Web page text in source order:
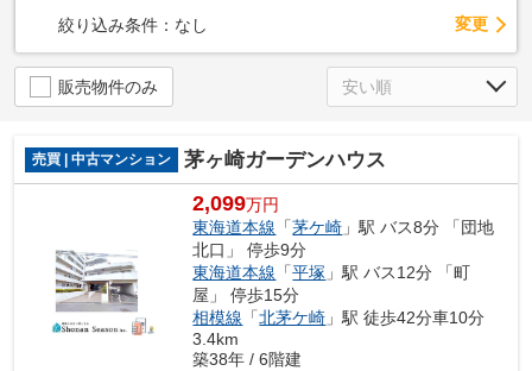
絞り込み条件： なし 変更
販売物件のみ
売買 | 中古マンション 茅ヶ崎ガーデンハウス
2,099万円
東海道本線 「茅ケ崎 」駅 バス8分 「団地
北口」 停歩9分
東海道本線 「平塚 」駅 バス12分 「町
屋」 停歩15分
相模線 「北茅ケ崎 」駅 徒歩42分車10分
3.4km
築38年 / 6階建